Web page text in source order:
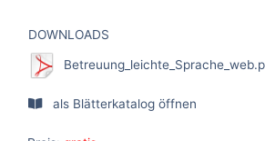
DOWNLOADS
als Blätterkatalog öffnen